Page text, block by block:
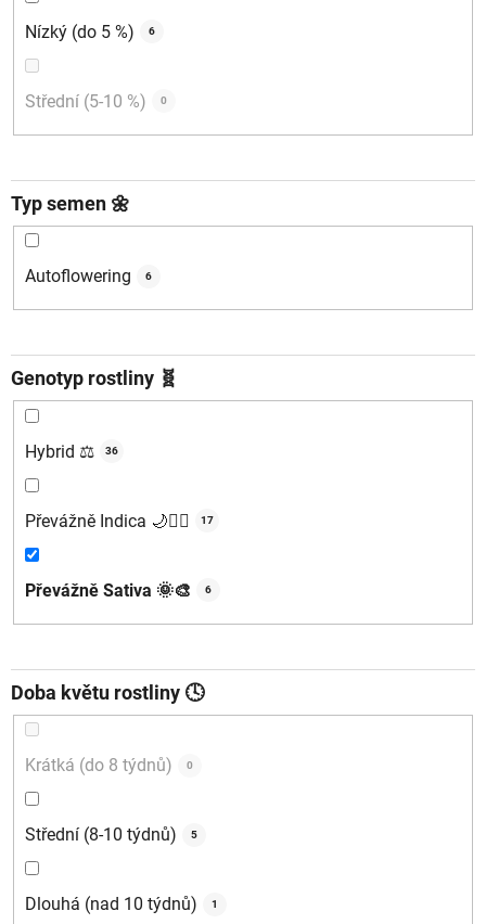
Nízký (do 5 %) 6
Střední (5-10 %) 0
Typ semen 🌼
Autoflowering 6
Genotyp rostliny 🧬
Hybrid ⚖️ 36
Převážně Indica 🌙🧘‍♂️ 17
Převážně Sativa 🌞🎨 6
Doba květu rostliny 🕓
Krátká (do 8 týdnů) 0
Střední (8-10 týdnů) 5
Dlouhá (nad 10 týdnů) 1